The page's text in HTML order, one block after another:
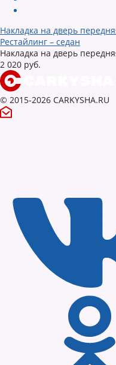
Накладка на дверь
Рестайлинг – седан
Накладка на дверь
2 020 руб.
© 2015-2026 CARKYSHA.RU